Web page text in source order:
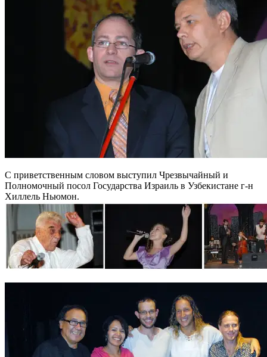
С приветственным словом выступил Чрезвычайный и
Полномочный посол Государства Израиль в Узбекистане г-н
Хиллель Ньюмон.